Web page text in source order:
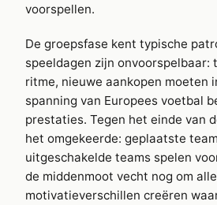
voorspellen.
De groepsfase kent typische
speeldagen zijn onvoorspelbaar:
ritme, nieuwe aankopen moeten
spanning van Europees voetbal
prestaties. Tegen het einde van
het omgekeerde: geplaatste
uitgeschakelde teams spelen
de middenmoot vecht nog om
motivatieverschillen creëren